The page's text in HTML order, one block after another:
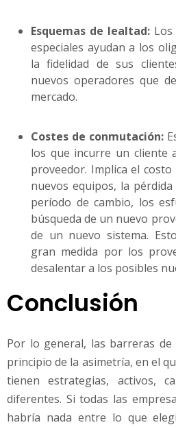
Esquemas de lealtad:
especiales ayudan a los
la fidelidad de sus
nuevos operadores que
mercado.
Costes de conmutación:
los que incurre un cliente
proveedor. Implica el
nuevos equipos, la
período de cambio, los
búsqueda de un nuevo
de un nuevo sistema.
gran medida por los
desalentar a los posibles
Conclusión
Por lo general, las barreras
principio de la asimetría, en el
tienen estrategias, activos,
diferentes. Si todas las
habría nada entre lo que